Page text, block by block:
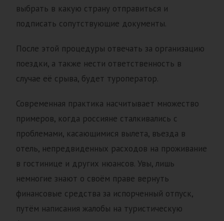
выбрать в какую страну отправиться и
подписать сопутствующие документы.
После этой процедуры отвечать за организацию
поездки, а также нести ответственность в
случае её срыва, будет туроператор.
Современная практика насчитывает множество
примеров, когда россияне сталкивались с
проблемами, касающимися вылета, въезда в
отель, непредвиденных расходов на проживание
в гостинице и других нюансов. Увы, лишь
немногие знают о своём праве вернуть
финансовые средства за испорченный отпуск,
путём написания жалобы на туристическую